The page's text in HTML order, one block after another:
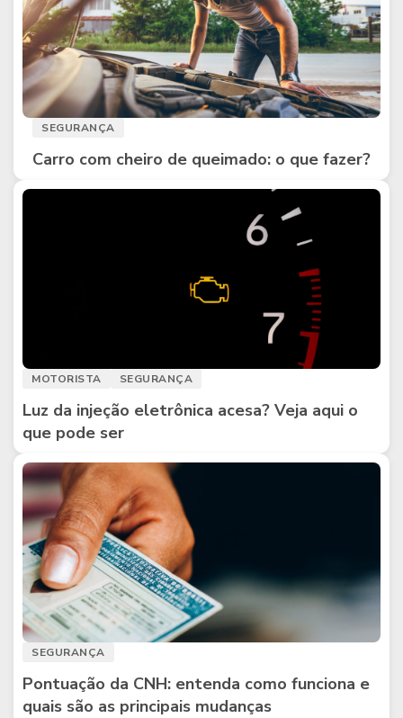
SEGURANÇA
Carro com cheiro de queimado: o que fazer?
MOTORISTA SEGURANÇA
Luz da injeção eletrônica acesa? Veja aqui o
que pode ser
SEGURANÇA
Pontuação da CNH: entenda como funciona e
quais são as principais mudanças